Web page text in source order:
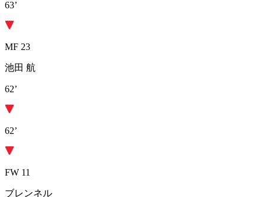
63’
MF 23
池田 航
62’
62’
FW 11
ブレンネル